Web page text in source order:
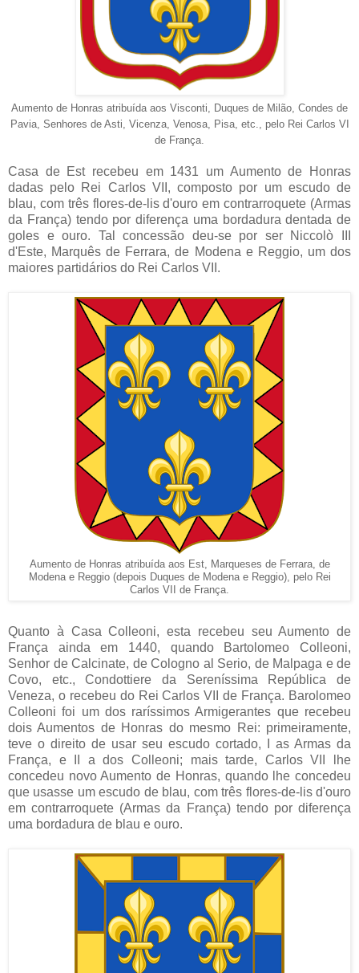
Aumento de Honras atribuída aos Visconti, Duques de Milão, Condes de
Pavia, Senhores de Asti, Vicenza, Venosa, Pisa, etc., pelo Rei Carlos VI
de França.
Casa de Est recebeu em 1431 um Aumento de Honras
dadas pelo Rei Carlos VII, composto por um escudo de
blau, com três flores-de-lis d'ouro em contrarroquete (Armas
da França) tendo por diferença uma bordadura dentada de
goles e ouro. Tal concessão deu-se por ser Niccolò III
d'Este, Marquês de Ferrara, de Modena e Reggio, um dos
maiores partidários do Rei Carlos VII.
Aumento de Honras atribuída aos Est, Marqueses de Ferrara, de
Modena e Reggio (depois Duques de Modena e Reggio), pelo Rei
Carlos VII de França.
Quanto à Casa Colleoni, esta recebeu seu Aumento de
França ainda em 1440, quando Bartolomeo Colleoni,
Senhor de Calcinate, de Cologno al Serio, de Malpaga e de
Covo, etc., Condottiere da Sereníssima República de
Veneza, o recebeu do Rei Carlos VII de França. Barolomeo
Colleoni foi um dos raríssimos Armigerantes que recebeu
dois Aumentos de Honras do mesmo Rei: primeiramente,
teve o direito de usar seu escudo cortado, I as Armas da
França, e II a dos Colleoni; mais tarde, Carlos VII lhe
concedeu novo Aumento de Honras, quando lhe concedeu
que usasse um escudo de blau, com três flores-de-lis d'ouro
em contrarroquete (Armas da França) tendo por diferença
uma bordadura de blau e ouro.